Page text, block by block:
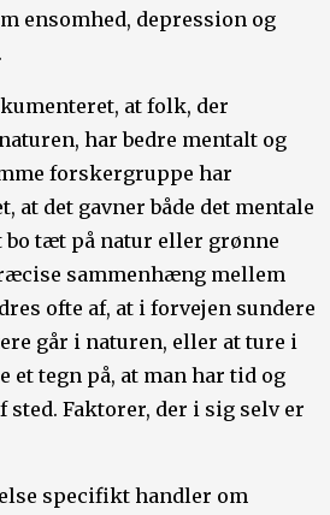
ensomhed, depression og
at folk, der
har bedre mentalt og
forskergruppe har
at det gavner både det mentale
bo tæt på natur eller grønne
sammenhæng mellem
ofte af, at i forvejen sundere
går i naturen, eller at ture i
et tegn på, at man har tid og
sted. Faktorer, der i sig selv er
specifikt handler om